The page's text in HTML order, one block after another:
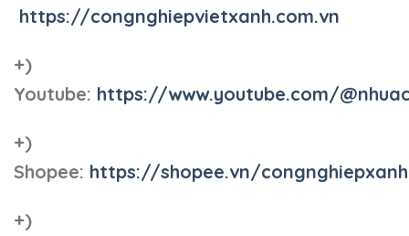
https://congnghiepvietxanh.com.vn
+)
Youtube: https://www.youtube.com/
+)
Shopee: https://shopee.vn/
+)